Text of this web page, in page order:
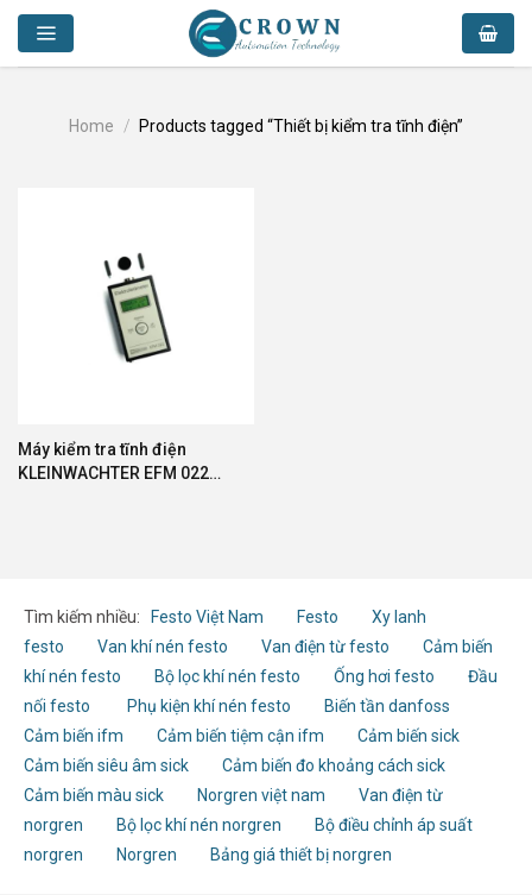
Skip
content
Home / Products tagged “Thiết bị kiểm tra tĩnh điện”
Máy kiểm tra tĩnh điện
KLEINWACHTER EFM 022
Tìm kiếm nhiều: Festo Việt Nam Festo
Xy lanh
festo
Van khí nén festo Van điện từ festo
Cảm biến
khí nén festo
Bộ lọc khí nén festo Ống hơi festo
Đầu
nối festo
Phụ kiện khí nén festo
Biến tần danfoss
Cảm biến ifm
Cảm biến tiệm cận ifm
Cảm biến sick
Cảm biến siêu âm sick
Cảm biến đo khoảng cách sick
Cảm biến màu sick
Norgren việt nam
Van điện từ
norgren
Bộ lọc khí nén norgren
Bộ điều chỉnh áp suất
norgren
Norgren Bảng giá thiết bị norgren